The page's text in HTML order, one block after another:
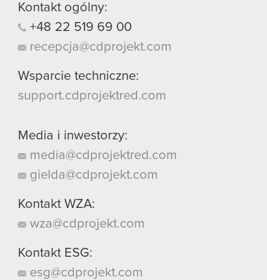
Kontakt ogólny:
+48 22 519 69 00
recepcja@cdprojekt.com
Wsparcie techniczne:
support.cdprojektred.com
Media i inwestorzy:
media@cdprojektred.com
gielda@cdprojekt.com
Kontakt WZA:
wza@cdprojekt.com
Kontakt ESG:
esg@cdprojekt.com